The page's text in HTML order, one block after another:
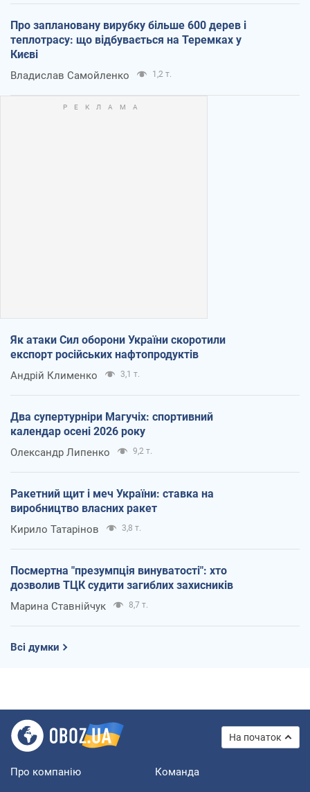
Про заплановану вирубку більше 600 дерев і
теплотрасу: що відбувається на Теремках у
Києві
Владислав Самойленко 1,2 т.
Як атаки Сил оборони України скоротили
експорт російських нафтопродуктів
Андрій Клименко 3,1 т.
Два супертурніри Магучіх: спортивний
календар осені 2026 року
Олександр Липенко 9,2 т.
Ракетний щит і меч України: ставка на
виробництво власних ракет
Кирило Татарінов 3,8 т.
Посмертна "презумпція винуватості": хто
дозволив ТЦК судити загиблих захисників
Марина Ставнійчук 8,7 т.
Всі думки
На початок
Про компанію Команда